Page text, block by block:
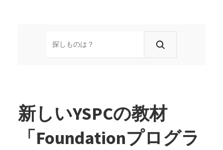
新しいYSPCの教材
「Foundationプログラ